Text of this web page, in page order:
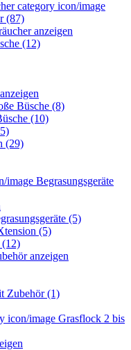
(87)
anzeigen
(12)
Büsche (8)
(10)
(29)
Begrasungsgeräte
(5)
(5)
(12)
anzeigen
Zubehör (1)
Grasflock 2 bis